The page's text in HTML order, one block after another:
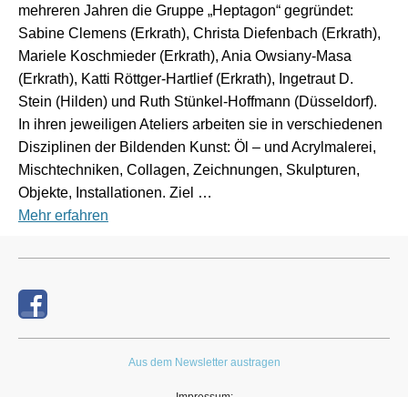
mehreren Jahren die Gruppe „Heptagon“ gegründet:
Sabine Clemens (Erkrath), Christa Diefenbach (Erkrath),
Mariele Koschmieder (Erkrath), Ania Owsiany-Masa
(Erkrath), Katti Röttger-Hartlief (Erkrath), Ingetraut D.
Stein (Hilden) und Ruth Stünkel-Hoffmann (Düsseldorf).
In ihren jeweiligen Ateliers arbeiten sie in verschiedenen
Disziplinen der Bildenden Kunst: Öl – und Acrylmalerei,
Mischtechniken, Collagen, Zeichnungen, Skulpturen,
Objekte, Installationen. Ziel …
Mehr erfahren
Aus dem Newsletter austragen